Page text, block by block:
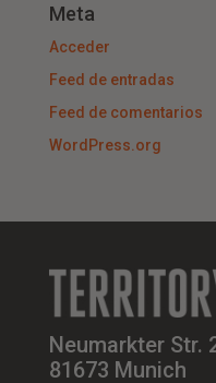
Meta
Acceder
Feed de entradas
Feed de comentarios
WordPress.org
Neumarkter Str.
81673 Munich